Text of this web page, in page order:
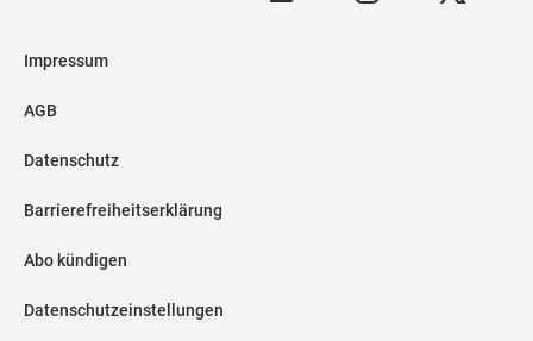
Impressum
AGB
Datenschutz
Barrierefreiheitserklärung
Abo kündigen
Datenschutzeinstellungen